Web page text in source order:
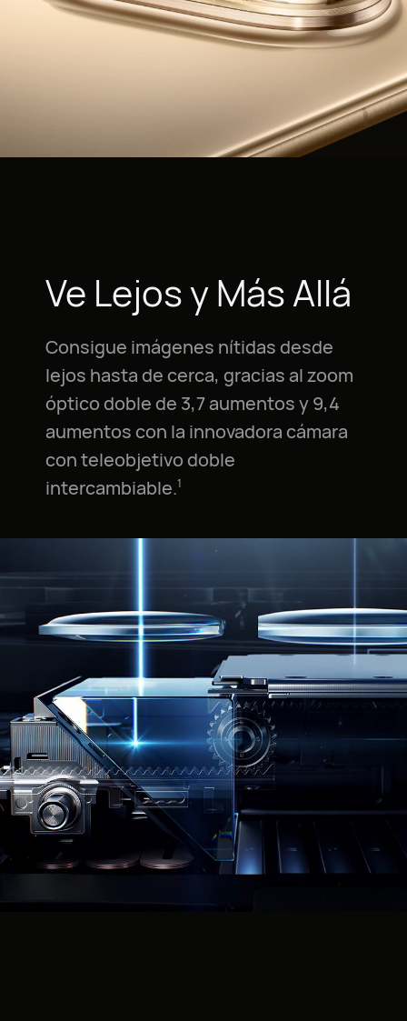
Ve Lejos y Más Allá
Consigue imágenes nítidas desde
lejos hasta de cerca, gracias al zoom
óptico doble de 3,7 aumentos y 9,4
aumentos con la innovadora cámara
con teleobjetivo doble
intercambiable.⁠1